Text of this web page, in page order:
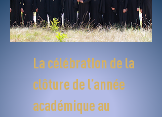
La célébration de la
clôture de l’année
académique au